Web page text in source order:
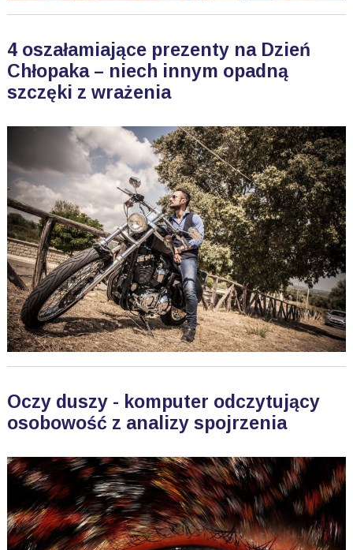
4 oszałamiające prezenty na Dzień
Chłopaka – niech innym opadną
szczęki z wrażenia
Oczy duszy - komputer odczytujący
osobowość z analizy spojrzenia